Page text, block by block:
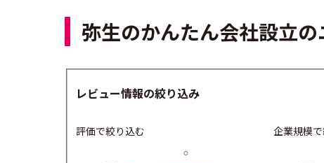
弥生のかんたん会社設立
レビュー情報の絞り込み
評価で絞り込む 企業規模